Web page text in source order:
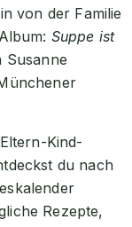
von der Familie
Suppe ist
Kind-
du nach
Rezepte,